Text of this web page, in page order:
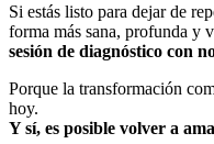
Si estás listo para dejar de
forma más sana, profunda y
sesión de diagnóstico con
Porque la transformación
hoy.
Y sí, es posible volver a